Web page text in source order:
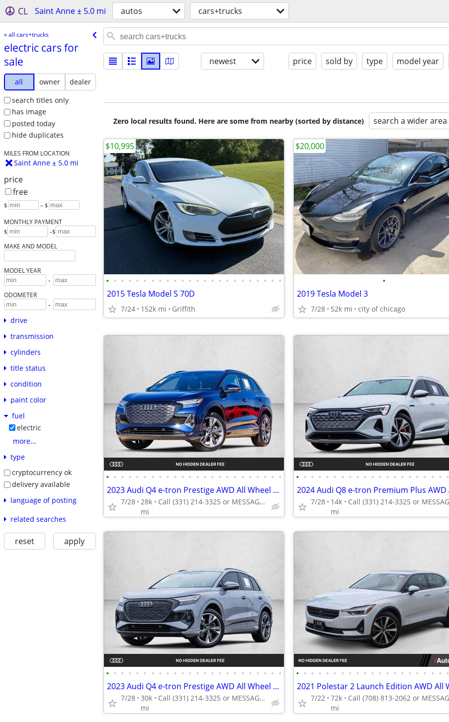
CL Saint Anne ± 5.0 mi autos cars+trucks
« all cars+trucks
electric cars for
sale
all owner
dealer
search titles only
has image
posted today
hide duplicates
MILES FROM LOCATION
Saint Anne ± 5.0 mi
price
free
$ – $
MONTHLY PAYMENT
$ -$
MAKE AND MODEL
MODEL YEAR
-
ODOMETER
-
drive
transmission
cylinders
title status
condition
paint color
fuel
electric
more...
type
cryptocurrency ok
delivery available
language of posting
related searches
reset apply
newest price sold by type model year
Zero local results found. Here are some from nearby (sorted by distance) search a wider area
• • • • • • • • • • • • • • • • • • • • • • • •
2015 Tesla Model S 70D
7/24 152k mi Griffith
$10,995
•
2019 Tesla Model 3
7/28 52k mi city of chicago
$20,000
• • • • • • • • • • • • • • • • • • • • • • • •
2023 Audi Q4 e-tron Prestige AWD All Wheel Drive SUV Electric AUTONATION
7/28 28k
mi
Call (331) 214-3325 or MESSAGE/CHAT to confirm availability
• • • • • • • • • • • • • • • • • • • • •
7/28
14k
mi
• • • • • • • • • • • • • • • • • • • • • • • •
2023 Audi Q4 e-tron Prestige AWD All Wheel Drive SUV Electric AUTONATION
7/28 30k
mi
Call (331) 214-3325 or MESSAGE/CHAT to confirm availability
• • • • • • • • • • • • • • • • • • • • •
7/22 72k
mi